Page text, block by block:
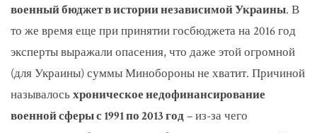
военный бюджет в истории независимой Украины. В
то же время еще при принятии госбюджета на 2016 год
эксперты выражали опасения, что даже этой огромной
(для Украины) суммы Минобороны не хватит. Причиной
называлосьхроническое недофинансирование
военной сферы с 1991 по 2013 год– из-за чего